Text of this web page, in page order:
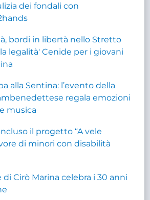
dei fondali con
bordi in libertà nello Stretto
legalità' Cenide per i giovani
alla Sentina: l’evento della
regala emozioni
musica
il progetto “A vele
di minori con disabilità
di Cirò Marina celebra i 30 anni